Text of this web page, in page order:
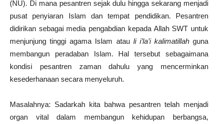
(NU). Di mana pesantren sejak dulu hingga sekarang menjadi
pusat penyiaran Islam dan tempat pendidikan. Pesantren
didirikan sebagai media pengabdian kepada Allah SWT untuk
menjunjung tinggi agama Islam atau li i’la’i kalimatillahguna
membangun peradaban Islam. Hal tersebut sebagaimana
kondisi pesantren zaman dahulu yang mencerminkan
kesederhanaan secara menyeluruh.
Masalahnya: Sadarkah kita bahwa pesantren telah menjadi
organ vital dalam membangun kehidupan berbangsa,